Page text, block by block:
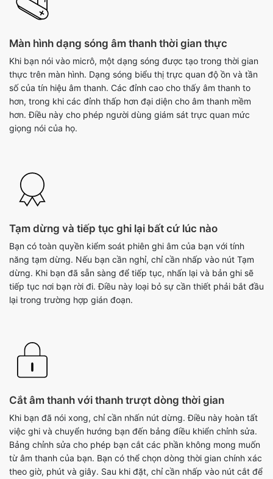
Màn hình dạng sóng âm thanh thời gian thực
Khi bạn nói vào micrô, một dạng sóng được tạo trong thời gian
thực trên màn hình. Dạng sóng biểu thị trực quan độ ồn và tần
số của tín hiệu âm thanh. Các đỉnh cao cho thấy âm thanh to
hơn, trong khi các đỉnh thấp hơn đại diện cho âm thanh mềm
hơn. Điều này cho phép người dùng giám sát trực quan mức
giọng nói của họ.
Tạm dừng và tiếp tục ghi lại bất cứ lúc nào
Bạn có toàn quyền kiểm soát phiên ghi âm của bạn với tính
năng tạm dừng. Nếu bạn cần nghỉ, chỉ cần nhấp vào nút Tạm
dừng. Khi bạn đã sẵn sàng để tiếp tục, nhấn lại và bản ghi sẽ
tiếp tục nơi bạn rời đi. Điều này loại bỏ sự cần thiết phải bắt đầu
lại trong trường hợp gián đoạn.
Cắt âm thanh với thanh trượt dòng thời gian
Khi bạn đã nói xong, chỉ cần nhấn nút dừng. Điều này hoàn tất
việc ghi và chuyển hướng bạn đến bảng điều khiển chỉnh sửa.
Bảng chỉnh sửa cho phép bạn cắt các phần không mong muốn
từ âm thanh của bạn. Bạn có thể chọn dòng thời gian chính xác
theo giờ, phút và giây. Sau khi đặt, chỉ cần nhấp vào nút cắt để